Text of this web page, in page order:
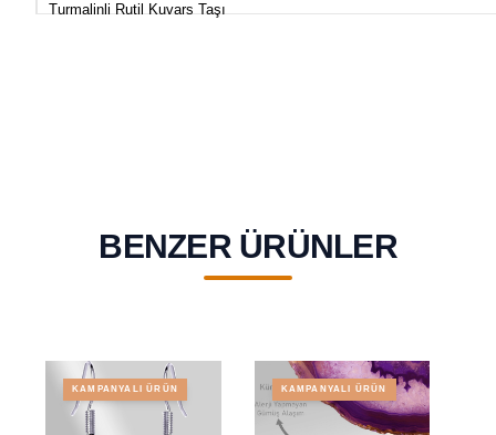
Turmalinli Rutil Kuvars Taşı
BENZER ÜRÜNLER
KAMPANYALI ÜRÜN KAMPANYALI ÜRÜN